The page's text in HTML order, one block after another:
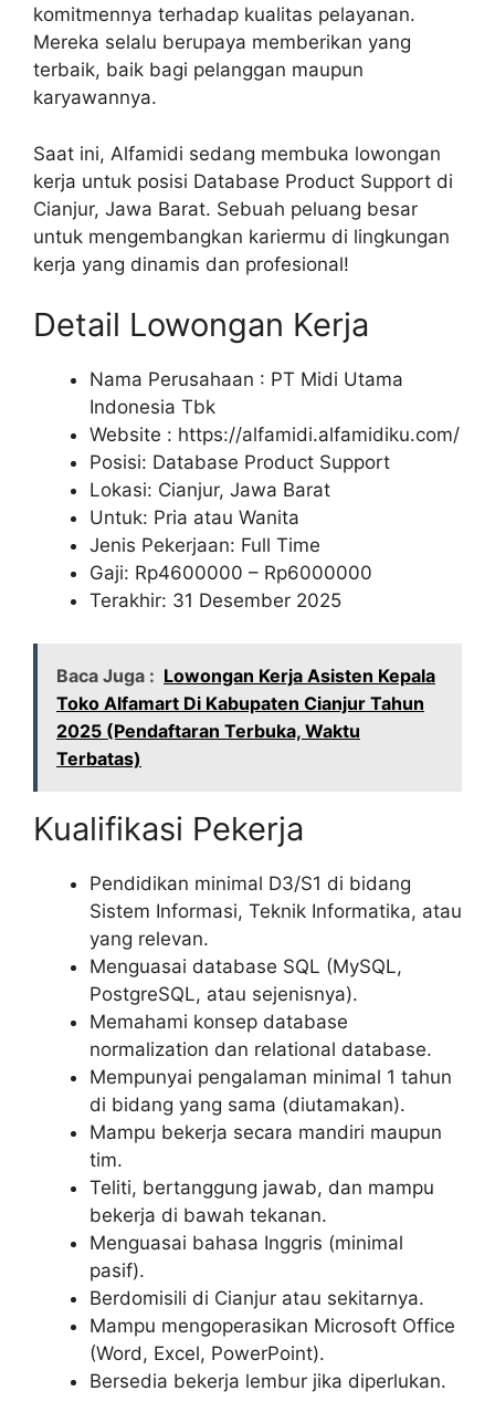
komitmennya terhadap kualitas pelayanan.
Mereka selalu berupaya memberikan yang
terbaik, baik bagi pelanggan maupun
karyawannya.
Saat ini, Alfamidi sedang membuka lowongan
kerja untuk posisi Database Product Support di
Cianjur, Jawa Barat. Sebuah peluang besar
untuk mengembangkan kariermu di lingkungan
kerja yang dinamis dan profesional!
Detail Lowongan Kerja
Nama Perusahaan : PT Midi Utama
Indonesia Tbk
Website : https://alfamidi.alfamidiku.com/
Posisi: Database Product Support
Lokasi: Cianjur, Jawa Barat
Untuk: Pria atau Wanita
Jenis Pekerjaan: Full Time
Gaji: Rp4600000 – Rp6000000
Terakhir: 31 Desember 2025
Baca Juga : Lowongan Kerja Asisten Kepala
Toko Alfamart Di Kabupaten Cianjur Tahun
2025 (Pendaftaran Terbuka, Waktu
Terbatas)
Kualifikasi Pekerja
Pendidikan minimal D3/S1 di bidang
Sistem Informasi, Teknik Informatika, atau
yang relevan.
Menguasai database SQL (MySQL,
PostgreSQL, atau sejenisnya).
Memahami konsep database
normalization dan relational database.
Mempunyai pengalaman minimal 1 tahun
di bidang yang sama (diutamakan).
Mampu bekerja secara mandiri maupun
tim.
Teliti, bertanggung jawab, dan mampu
bekerja di bawah tekanan.
Menguasai bahasa Inggris (minimal
pasif).
Berdomisili di Cianjur atau sekitarnya.
Mampu mengoperasikan Microsoft Office
(Word, Excel, PowerPoint).
Bersedia bekerja lembur jika diperlukan.